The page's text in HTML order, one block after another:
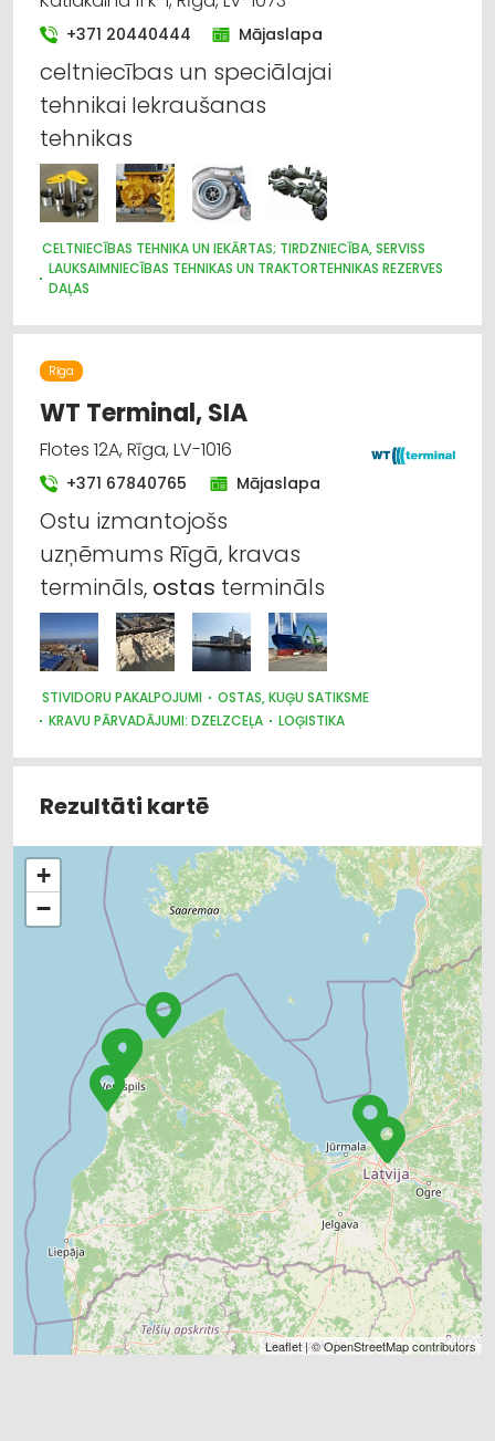
+371 20440444 Mājaslapa
celtniecības un speciālajai
tehnikai Iekraušanas
tehnikas
CELTNIECĪBAS TEHNIKA UN IEKĀRTAS; TIRDZNIECĪBA, SERVISS
LAUKSAIMNIECĪBAS TEHNIKAS UN TRAKTORTEHNIKAS REZERVES
DAĻAS
MEŽKOPĪBAS UN MEŽIZSTRĀDES TEHNIKA
KRAVAS AUTO, APKOPE UN REZERVES DAĻAS
IEKRAUŠANAS UN IZKRAUŠANAS TEHNIKA
LAUKSAIMNIECĪBAS TEHNIKAS UN TRAKTORTEHNIKAS
LABOŠANA, REMONTS
DZINĒJI, MOTORI, TO REMONTS
OSTAS, KUĢU SATIKSME
Rīga
WT Terminal, SIA
Flotes 12A, Rīga, LV-1016
+371 67840765 Mājaslapa
Ostu izmantojošs
uzņēmums Rīgā, kravas
termināls, ostas termināls
STIVIDORU PAKALPOJUMI
OSTAS, KUĢU SATIKSME
KRAVU PĀRVADĀJUMI: DZELZCEĻA
LOĢISTIKA
Rezultāti kartē
+
−
Leaflet| ©OpenStreetMapcontributors